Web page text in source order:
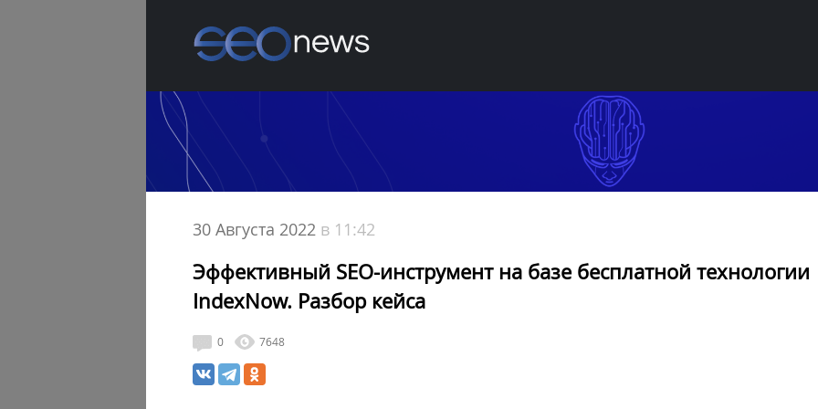
30 Августа 2022 в 11:42
Эффективный SEO-инструмент на базе бесплатной технологии
IndexNow. Разбор кейса
0 7648